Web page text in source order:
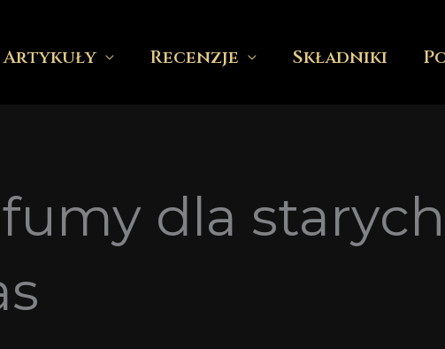
Artykuły Recenzje Składniki
dla